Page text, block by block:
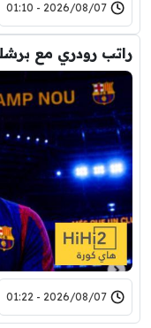
2026/08/07 - 01:10
راتب رودري مع
2026/08/07 - 01:22